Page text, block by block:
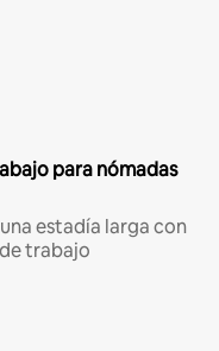
para nómadas
estadía larga con
trabajo